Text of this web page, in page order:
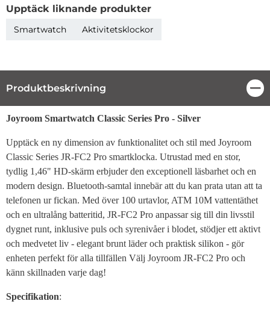
Upptäck liknande produkter
Smartwatch Aktivitetsklockor
Produktbeskrivning
Produktbeskrivning
Joyroom Smartwatch Classic Series Pro - Silver
Upptäck en ny dimension av funktionalitet och stil med Joyroom
Classic Series JR-FC2 Pro smartklocka. Utrustad med en stor,
tydlig 1,46" HD-skärm erbjuder den exceptionell läsbarhet och en
modern design. Bluetooth-samtal innebär att du kan prata utan att ta
telefonen ur fickan. Med över 100 urtavlor, ATM 10M vattentäthet
och en ultralång batteritid, JR-FC2 Pro anpassar sig till din livsstil
dygnet runt, inklusive puls och syrenivåer i blodet, stödjer ett aktivt
och medvetet liv - elegant brunt läder och praktisk silikon - gör
enheten perfekt för alla tillfällen Välj Joyroom JR-FC2 Pro och
känn skillnaden varje dag!
Specifikation: